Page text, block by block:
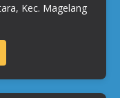
Kec. Magelang